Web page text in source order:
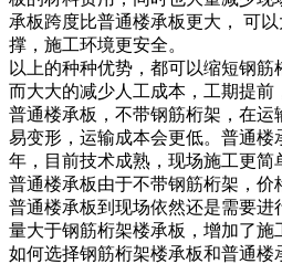
承板跨度比普通楼承板更大， 可
撑，施工环境更安全。
以上的种种优势，都可以缩短钢
而大大的减少人工成本，工期提前
普通楼承板，不带钢筋桁架，在运
易变形，运输成本会更低。普通楼
年，目前技术成熟，现场施工更简
普通楼承板由于不带钢筋桁架，价
普通楼承板到现场依然还是需要
量大于钢筋桁架楼承板，增加了施
如何选择钢筋桁架楼承板和普通楼